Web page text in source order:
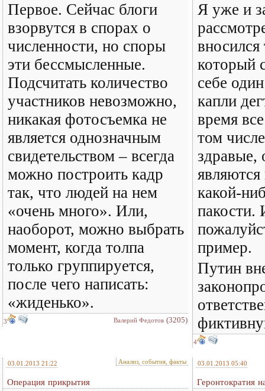
Первое. Сейчас блоги
взорвутся в спорах о
численности, но споры
эти бессмысленные.
Подсчитать количество
участников невозможно,
никакая фотосъемка не
является однозначным
свидетельством – всегда
можно построить кадр
так, что людей на нем
«очень много». Или,
наоборот, можно выбрать
момент, когда толпа
только группируется,
после чего написать:
«жиденько».
3 Валерий Федотов (3205)
Я уже и
вносился
который
себе
капли
время
том
здравые,
какой-
пакости.
пример.
Путин
4
03.01.2013 21:22 Анализ, события, факты
Операция прикрытия
03.01.2013 05:40
Геронтократия